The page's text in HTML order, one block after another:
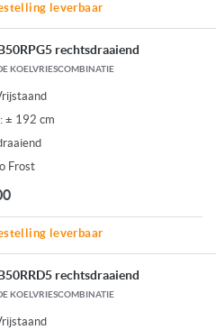
leverbaar
rechtsdraaiend
KOELVRIESCOMBINATIE
± 192 cm
Frost
leverbaar
rechtsdraaiend
KOELVRIESCOMBINATIE